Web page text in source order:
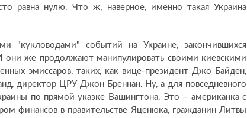
равна нулю. Что ж, наверное, именно такая Украина
"кукловодами" событий на Украине, закончившихся
же продолжают манипулировать своими киевскими
эмиссаров, таких, как вице-президент Джо Байден,
директор ЦРУ Джон Бреннан. Ну, а для повседневного
по прямой указке Вашингтона. Это – американка с
финансов в правительстве Яценюка, гражданин Литвы